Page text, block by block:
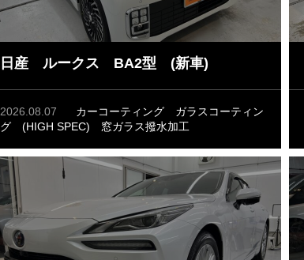
日産 ルークス BA2型 (新車)
2026.08.07 カーコーティング
ガラスコーティン
グ (HIGH SPEC)
窓ガラス撥水加工